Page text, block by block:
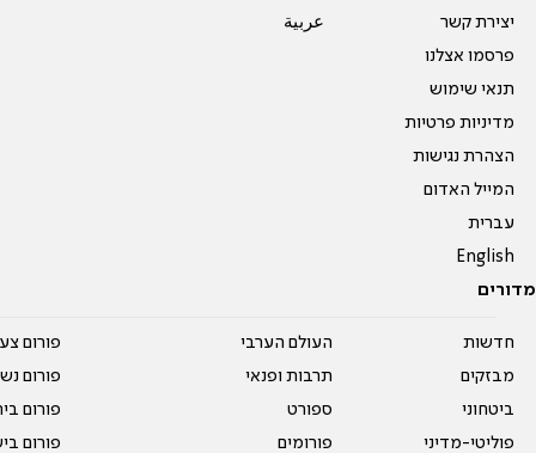
יצירת קשר
פרסמו אצלנו
תנאי שימוש
מדיניות פרטיות
הצהרת נגישות
המייל האדום
עברית
English
عربية
מדורים
חדשות
מבזקים
ביטחוני
פוליטי-מדיני
העולם הערבי
תרבות ופנאי
ספורט
פורומים
פורום
פורום
פורום
פורום